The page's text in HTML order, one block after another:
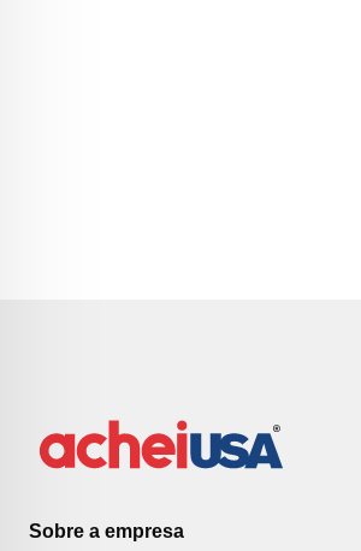
Sobre a empresa